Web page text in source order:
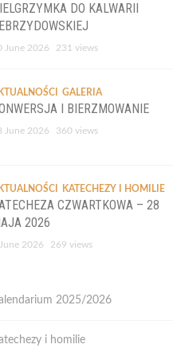
DO KALWARII
June 2026 231 views
GALERIA
I BIERZMOWANIE
June 2026 360 views
KATECHEZY I HOMILIE
CZWARTKOWA – 28
2026
2026 269 views
2025/2026
i homilie